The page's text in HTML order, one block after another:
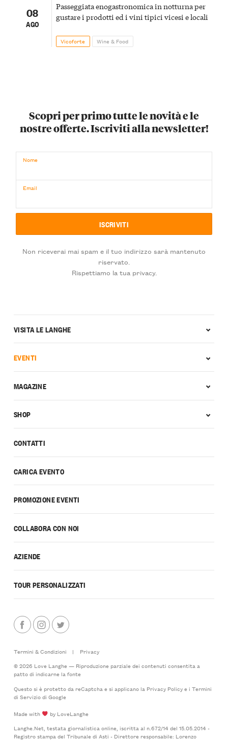
08
AGO
Passeggiata enogastronomica in notturna per
gustare i prodotti ed i vini tipici vicesi e locali
Vicoforte Wine & Food
Scopri per primo tutte le novità e le
nostre offerte. Iscriviti alla newsletter!
Nome
Email
Non riceverai mai spam e il tuo indirizzo sarà mantenuto
riservato.
Rispettiamo la tua privacy.
CONTATTI
CARICA EVENTO
PROMOZIONE EVENTI
COLLABORA CON NOI
AZIENDE
TOUR PERSONALIZZATI
VISITA LE LANGHE
EVENTI
MAGAZINE
SHOP
Termini & Condizioni |
Privacy
© 2026 Love Langhe — Riproduzione parziale dei contenuti consentita a
patto di indicarne la fonte
Questo si è protetto da reCaptcha e si applicano la Privacy Policye i Termini
di Serviziodi Google
Made with
by LoveLanghe
Langhe.Net, testata giornalistica online, iscritta al n.672/14 del 15.05.2014 -
Registro stampa del Tribunale di Asti - Direttore responsabile: Lorenzo